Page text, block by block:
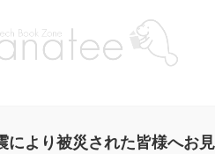
により被災された皆様へお